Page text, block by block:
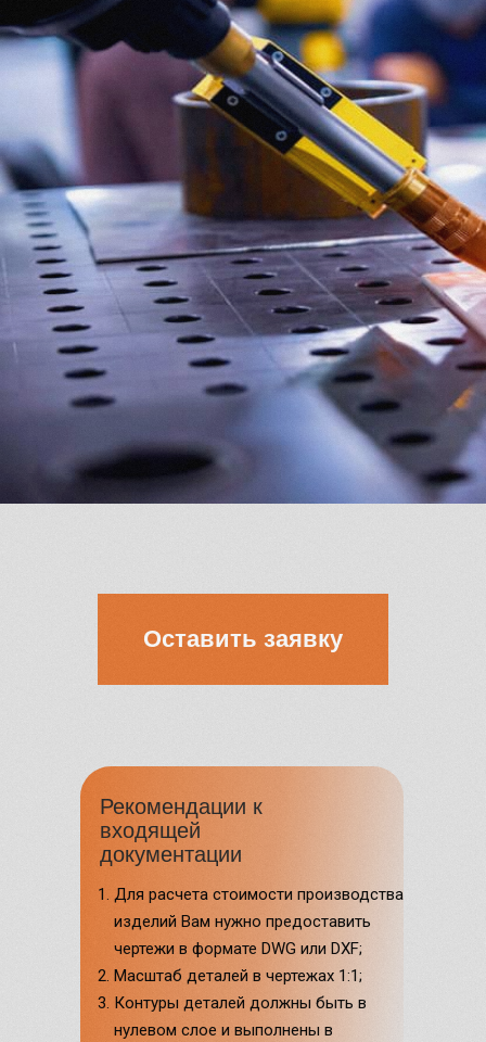
Рекомендации к
входящей
документации
Для расчета стоимости производства
изделий Вам нужно предоставить
чертежи в формате DWG или DXF;
Масштаб деталей в чертежах 1:1;
Контуры деталей должны быть в
нулевом слое и выполнены в